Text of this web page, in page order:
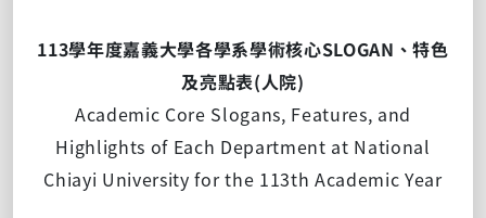
113學年度嘉義大學各學系學術核心SLOGAN、特色
及亮點表(人院)
Academic Core Slogans, Features, and
Highlights of Each Department at National
Chiayi University for the 113th Academic Year